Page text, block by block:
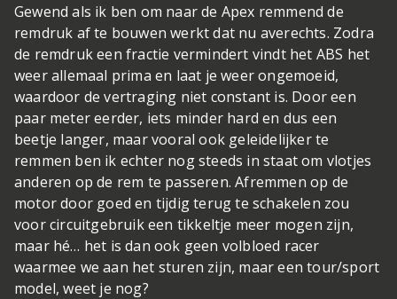
Gewend als ik ben om naar de Apex remmend de
remdruk af te bouwen werkt dat nu averechts. Zodra
de remdruk een fractie vermindert vindt het ABS het
weer allemaal prima en laat je weer ongemoeid,
waardoor de vertraging niet constant is. Door een
paar meter eerder, iets minder hard en dus een
beetje langer, maar vooral ook geleidelijker te
remmen ben ik echter nog steeds in staat om vlotjes
anderen op de rem te passeren. Afremmen op de
motor door goed en tijdig terug te schakelen zou
voor circuitgebruik een tikkeltje meer mogen zijn,
maar hé… het is dan ook geen volbloed racer
waarmee we aan het sturen zijn, maar een tour/sport
model, weet je nog?